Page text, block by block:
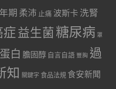
期 柔沛 止痛 波斯卡 洗腎
症益生菌 糖尿病 罩
白 膽固醇 自言自語 豐胸 過
知 關鍵字 食品法規 食安新聞